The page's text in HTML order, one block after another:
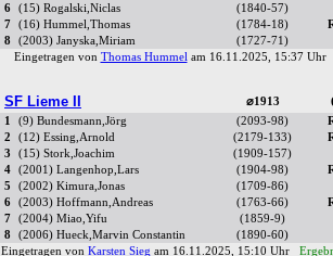
6
(15) Rogalski,Niclas
(1840-57)
7
(16) Hummel,Thomas (1784-18)
8
(2003) Janyska,Miriam
(1727-71)
Eingetragen von Thomas Hummelam 16.11.2025, 15:37
SF Lieme II ⌀1913
1 (9) Bundesmann,Jörg (2093-98)
2
(12) Essing,Arnold (2179-133)
3
(15) Stork,Joachim
(1909-157)
4
(2001) Langenhop,Lars (1904-98)
5
(2002) Kimura,Jonas
(1709-86)
6
(2003) Hoffmann,Andreas (1763-66)
7
(2004) Miao,Yifu
(1859-9)
8
(2006) Hueck,Marvin Constantin
(1890-60)
Eingetragen von Karsten Sieg am 16.11.2025, 15:10 Uhr